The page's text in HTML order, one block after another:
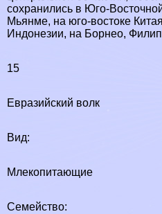
сохранились в Юго-
Мьянме, на юго-востоке
Индонезии, на Борнео,
15
Евразийский волк
Вид:
Млекопитающие
Семейство: